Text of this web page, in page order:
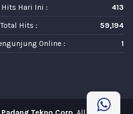
Hits Hari Ini :
413
Total Hits :
59,194
Online :
1